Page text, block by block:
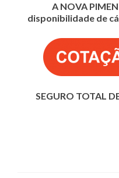
A NOVA
disponibilidade de
SEGURO TOTAL